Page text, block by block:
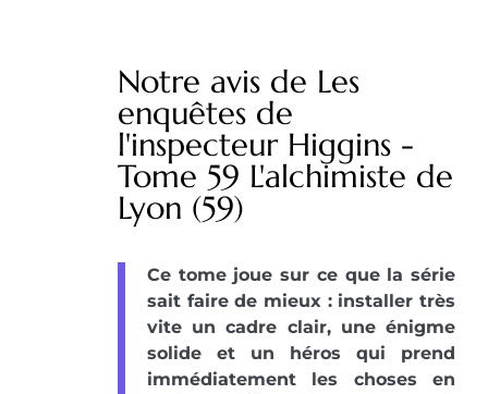
Notre avis de Les
enquêtes de
l'inspecteur Higgins -
Tome 59 L'alchimiste de
Lyon (59)
Ce tome joue sur ce que la série
sait faire de mieux : installer très
vite un cadre clair, une énigme
solide et un héros qui prend
immédiatement les choses en